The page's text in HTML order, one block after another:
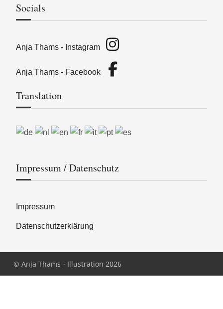
Socials
Anja Thams - Instagram
Anja Thams - Facebook
Translation
Impressum / Datenschutz
Impressum
Datenschutzerklärung
© Anja Thams - Illustration 2026